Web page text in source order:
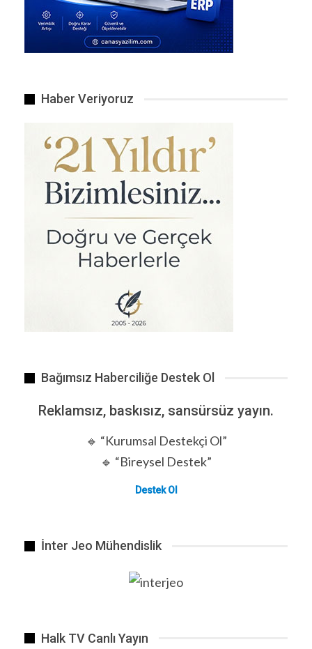
Etkiler & Tepkiler
İşten çıkarmaların çoğu doğrudan müşteriyle
vurguluyor.
ve “çalışanın aileine etkisi” konularında ANZ’ın
yeterince şeffaf ve dikkatli olmadığını söylüyor.
Örneğin bazı çalışanlar, işten çıkarılma
mesajlarını haberler veya beklenmedik
bildirimlerle öğrendiklerini ifade etmişler.
Banka, etkilenecek çalışanlara destek
programları sunacağını belirtiyor: kariyer
yönlendirme, eğitim fonları, yeniden
yerleştirme-yardım gibi.
Diğer Gelişmeler
Bu da CEO Matos döneminde yapılan üst düzey
stratejik güncelleme sunacağı belirtiliyor. Bu
sunumda bankanın yeniden yapılanma
Haber Veriyoruz
Haber Veriyoruz
Bağımsız Haberciliğe Destek Ol
Reklamsız, baskısız, sansürsüz yayın.
🔹 “Kurumsal Destekçi Ol”
🔹 “Bireysel Destek”
Destek Ol
İnter Jeo Mühendislik
Halk TV Canlı Yayın